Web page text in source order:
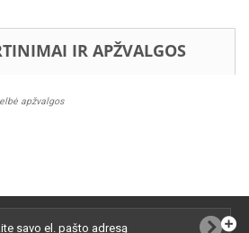
IR APŽVALGOS
apžvalgos